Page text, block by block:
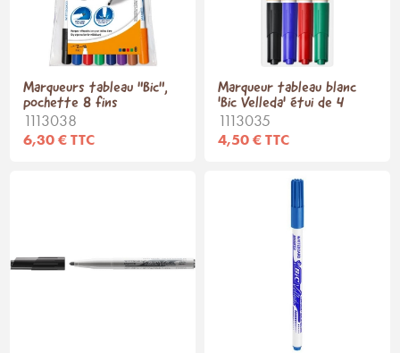
Marqueurs tableau "Bic",
pochette 8 fins
1113038
6,30 € TTC
Marqueur tableau blanc
'Bic Velleda' étui de 4
1113035
4,50 € TTC